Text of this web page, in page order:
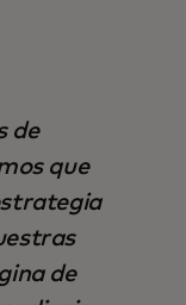
de
que
de